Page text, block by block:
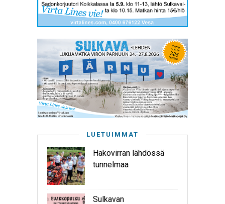
LUETUIMMAT
Hakovirran lähdössä
tunnelmaa
Sulkavan